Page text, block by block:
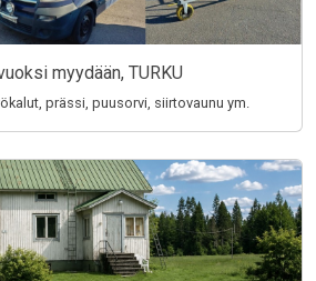
myydään, TURKU
prässi, puusorvi, siirtovaunu ym.